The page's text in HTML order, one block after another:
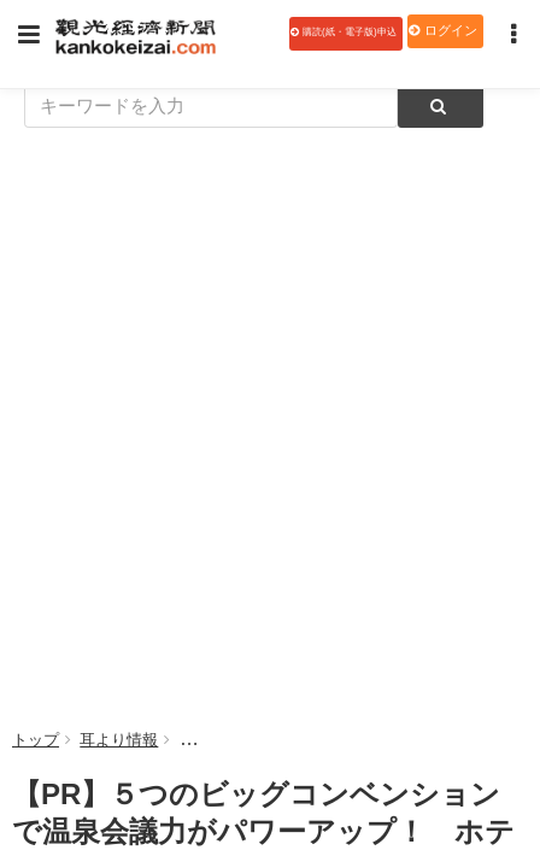
購読(紙・電子版)申込 ログイン
トップ 耳より情報 【PR】５つのビッグコンベンションで温泉会議
【PR】５つのビッグコンベンション
で温泉会議力がパワーアップ！ ホテ